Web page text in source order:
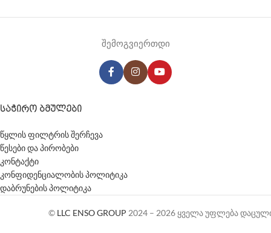
შემოგვიერთდი
ᲡᲐᲭᲘᲠᲝ ᲑᲛᲣᲚᲔᲑᲘ
წყლის ფილტრის შერჩევა
წესები და პირობები
კონტაქტი
კონფიდენციალობის პოლიტიკა
დაბრუნების პოლიტიკა
© LLC ENSO GROUP 2024 – 2026 ყველა უფლება